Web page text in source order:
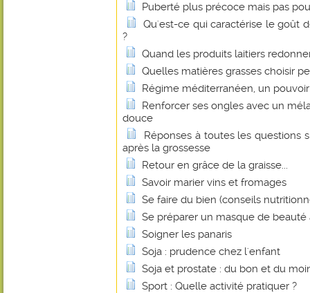
Puberté plus précoce mais pas
Qu'est-ce qui caractérise le goût
?
Quand les produits laitiers
Quelles matières grasses choisir
Régime méditerranéen, un
Renforcer ses ongles avec un
douce
Réponses à toutes les questions
après la grossesse
Retour en grâce de la graisse...
Savoir marier vins et fromages
Se faire du bien (conseils
Se préparer un masque de beauté
Soigner les panaris
Soja : prudence chez l'enfant
Soja et prostate : du bon et du
Sport : Quelle activité pratiquer ?